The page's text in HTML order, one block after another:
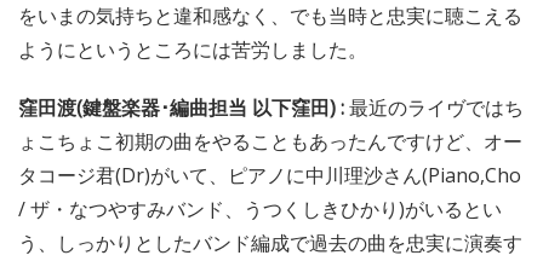
をいまの気持ちと違和感なく、でも当時と忠実に聴こえる
ようにというところには苦労しました。
窪田渡(鍵盤楽器･編曲担当 以下窪田) :最近のライヴではち
ょこちょこ初期の曲をやることもあったんですけど、オー
タコージ君(Dr)がいて、ピアノに中川理沙さん(Piano,Cho
/ ザ・なつやすみバンド、うつくしきひかり)がいるとい
う、しっかりとしたバンド編成で過去の曲を忠実に演奏す